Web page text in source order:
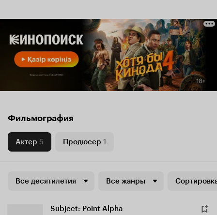
Фильмография
Актер 5 Продюсер 1
Все десятилетия Все жанры
Subject: Point Alpha